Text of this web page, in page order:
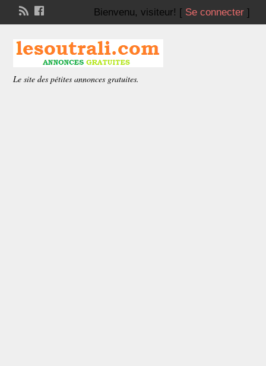
Bienvenu, visiteur! [ Se connecter]
Le site des pétites annonces gratuites.